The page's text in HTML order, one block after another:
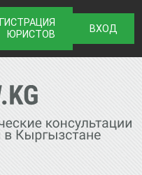
ЮРИСТОВ
ВХОД